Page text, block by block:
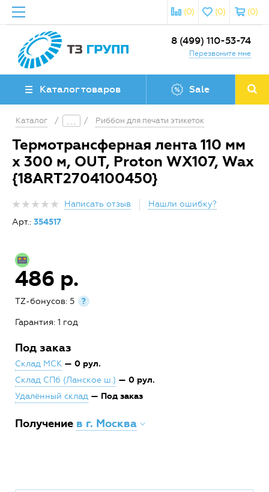
(0)
(0)
(0)
8 (499) 110-53-74
Перезвоните мне
Каталог товаров Sale
Каталог / / Риббон для печати этикеток
Термотрансферная лента 110 мм
х 300 м, OUT, Proton WX107, Wax
{18ART2704100450}
Написать отзыв
Нашли ошибку?
Арт.: 354517
486 р.
TZ-бонусов: 5 ?
Гарантия: 1 год
Под заказ
Склад МСК — 0 рул.
Склад СПб (Ланское ш.) — 0 рул.
Удалённый склад — Под заказ
Получение в г. Москва